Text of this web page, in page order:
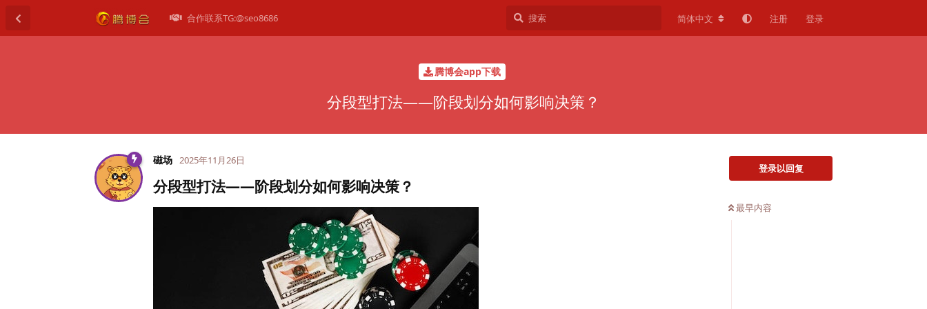
合作联系TG:@seo8686 简体中文 注册 登录
腾博会app下载
分段型打法——阶段划分如何影响决策？
登录以回复
最早内容
磁场 2025年11月26日
分段型打法——阶段划分如何影响决策？